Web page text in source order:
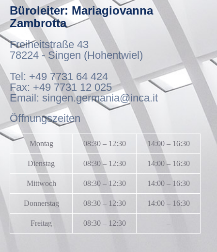
Büroleiter: Mariagiovanna
Zambrotta
Freiheitstraße 43
78224 - Singen (Hohentwiel)
Tel: +49 7731 64 424
Fax: +49 7731 12 025
Email: singen.germania@inca.it
Öffnungszeiten
Montag 08:30 – 12:30 14:00 – 16:30
Dienstag 08:30 – 12:30 14:00 – 16:30
Mittwoch 08:30 – 12:30 14:00 – 16:30
Donnerstag 08:30 – 12:30 14:00 – 16:30
Freitag 08:30 – 12:30 –